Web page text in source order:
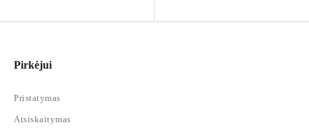
Pirkėjui
Pristatymas
Atsiskaitymas